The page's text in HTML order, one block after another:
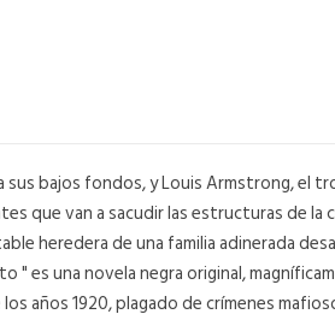
sus bajos fondos, y Louis Armstrong, el
que van a sacudir las estructuras de
heredera de una familia adinerada
" es una novela negra original,
años 1920, plagado de crímenes